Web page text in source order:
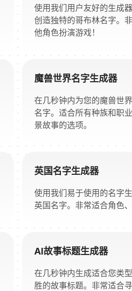
使用我们用户友好的生成
创造独特的哥布林名字。
他角色扮演游戏！
魔兽世界名字生成器
在几秒钟内为您的魔兽世
名字。适合所有种族和职
景故事的选项。
英国名字生成器
使用我们易于使用的名字
英国名字。非常适合角色
AI故事标题生成器
在几秒钟内生成适合您类
胜的故事标题。非常适合